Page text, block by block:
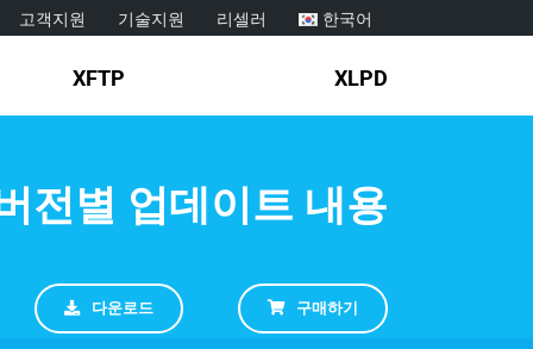
고객지원 기술지원 리셀러 한국어
XFTP XLPD
전별 업데이트 내용
다운로드 구매하기